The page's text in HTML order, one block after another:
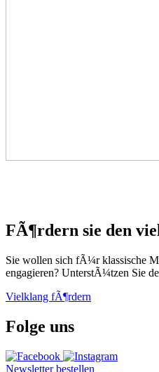
FÃ¶rdern sie den
Sie wollen sich fÃ¼r klassische
engagieren? UnterstÃ¼tzen Sie
Vielklang fÃ¶rdern
Folge uns
Newsletter bestellen